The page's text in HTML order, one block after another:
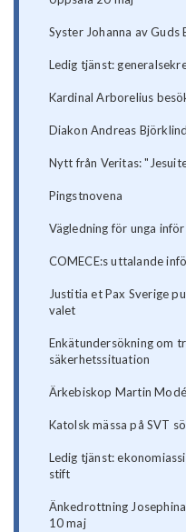
Syster Johanna av
Ledig tjänst:
Kardinal Arborelius
Diakon Andreas
Nytt från Veritas:
Pingstnovena
Vägledning för unga
COMECE:s uttalande
Justitia et Pax Sverige
valet
Enkätundersökning om
säkerhetssituation
Ärkebiskop Martin
Katolsk mässa på SVT
Ledig tjänst:
stift
Änkedrottning
10 maj